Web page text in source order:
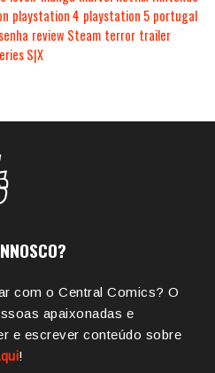
playstation 4 playstation 5 portugal
review Steam terror trailer
S|X
com o Central Comics? O
apaixonadas e
e escrever conteúdo sobre
!